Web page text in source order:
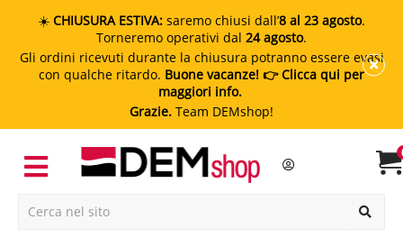
☀️ CHIUSURA ESTIVA: saremo chiusi dall’8 al 23 agosto.
Torneremo operativi dal 24 agosto.
Gli ordini ricevuti durante la chiusura potranno essere evasi
con qualche ritardo. Buone vacanze! 👉 Clicca qui per
maggiori info.
Grazie. Team DEMshop!